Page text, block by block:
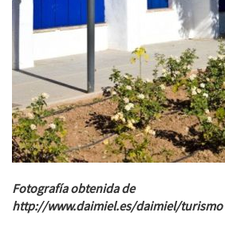
Fotografía obtenida de
http://www.daimiel.es/daimiel/turismo